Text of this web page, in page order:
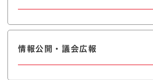
情報公開・議会広報